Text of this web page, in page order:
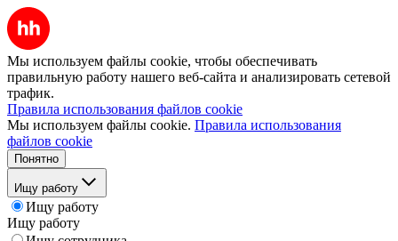
Мы используем файлы cookie, чтобы обеспечивать
правильную работу нашего веб-сайта и анализировать сетевой
трафик.
Правила использования файлов cookie
Мы используем файлы cookie. Правила использования
файлов cookie
Понятно
Ищу работу
Ищу работу
Ищу работу